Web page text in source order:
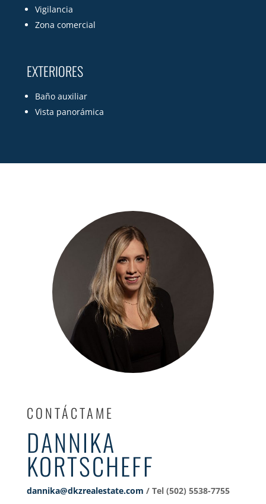
Vigilancia
Zona comercial
EXTERIORES
Baño auxiliar
Vista panorámica
CONTÁCTAME
DANNIKA
KORTSCHEFF
dannika@dkzrealestate.com / Tel (502) 5538-7755‬